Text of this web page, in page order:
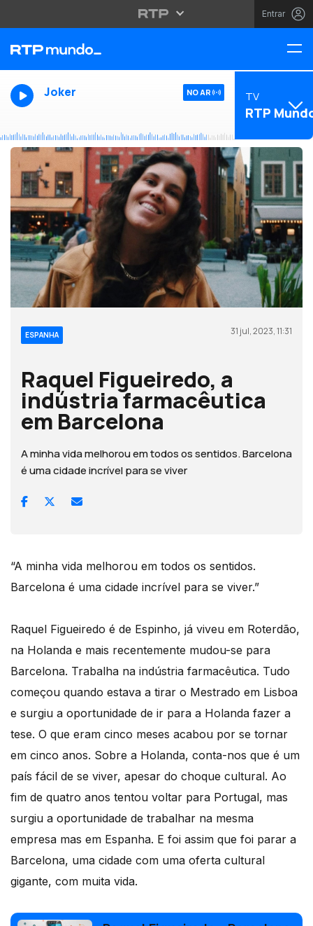
Entrar
Joker NO AR TV
RTP
ESPANHA 31 jul, 2023, 11:31
Raquel Figueiredo, a
indústria farmacêutica
em Barcelona
A minha vida melhorou em todos os sentidos. Barcelona
é uma cidade incrível para se viver
“A minha vida melhorou em todos os sentidos.
Barcelona é uma cidade incrível para se viver.”
Raquel Figueiredo é de Espinho, já viveu em Roterdão,
na Holanda e mais recentemente mudou-se para
Barcelona. Trabalha na indústria farmacêutica. Tudo
começou quando estava a tirar o Mestrado em Lisboa
e surgiu a oportunidade de ir para a Holanda fazer a
tese. O que eram cinco meses acabou por se tornar
em cinco anos. Sobre a Holanda, conta-nos que é um
país fácil de se viver, apesar do choque cultural. Ao
fim de quatro anos tentou voltar para Portugal, mas
surgiu a oportunidade de trabalhar na mesma
empresa mas em Espanha. E foi assim que foi parar a
Barcelona, uma cidade com uma oferta cultural
gigante, com muita vida.